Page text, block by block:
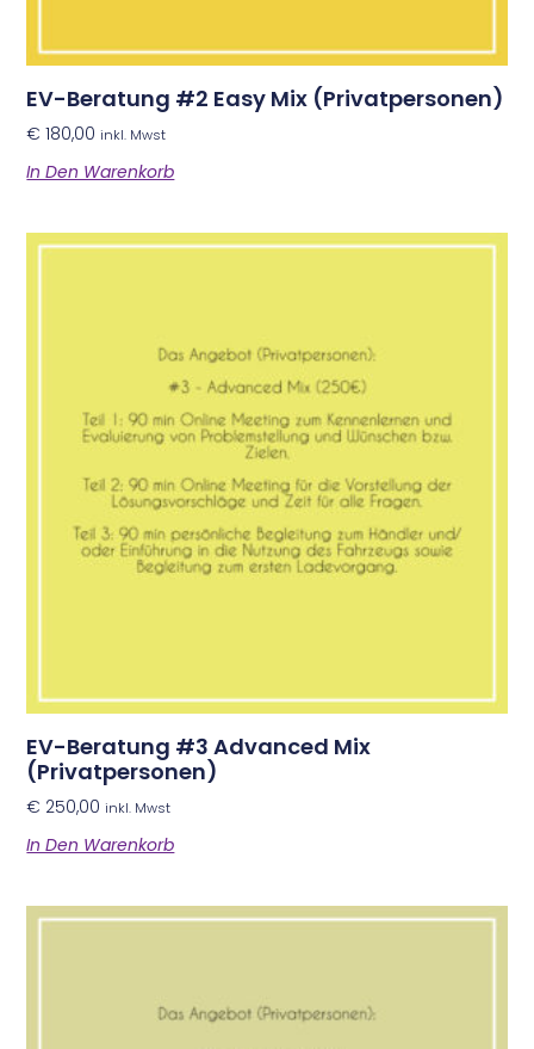
EV-Beratung #2 Easy Mix (Privatpersonen)
€ 180,00 inkl. Mwst
In Den Warenkorb
EV-Beratung #3 Advanced Mix
(Privatpersonen)
€ 250,00 inkl. Mwst
In Den Warenkorb